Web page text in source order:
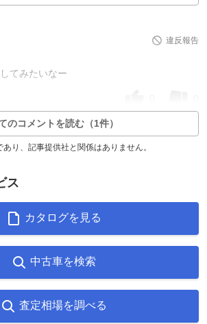
違反報告
てみたいなー
のコメントを読む（1件）
り、記事提供社と関係はありません。
ス
カタログを見る
中古車を検索
査定相場を調べる